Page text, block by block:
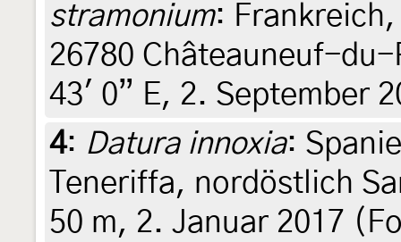
stramonium:
26780 Châteauneuf-du-
43' 0” E, 2. September
4: Datura innoxia:
Teneriffa, nordöstlich
50 m, 2. Januar 2017